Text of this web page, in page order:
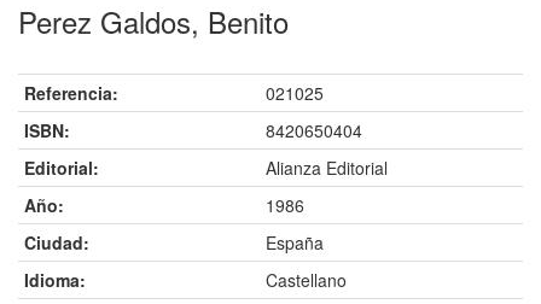
Perez Galdos, Benito
Referencia:
021025
ISBN:
8420650404
Editorial:
Alianza Editorial
Año:
1986
Ciudad:
España
Idioma:
Castellano